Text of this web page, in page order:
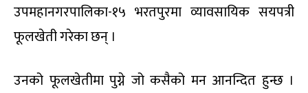
उपमहानगरपालिका-१५ भरतपुरमा व्यावसायिक सयपत्री
फूलखेती गरेका छन् ।
उनको फूलखेतीमा पुग्ने जो कसैको मन आनन्दित हुन्छ ।